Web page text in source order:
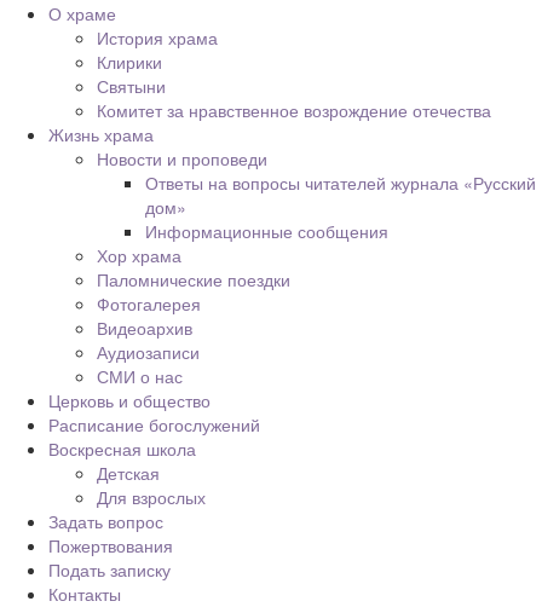
О храме
История храма
Клирики
Святыни
Комитет за нравственное возрождение отечества
Жизнь храма
Новости и проповеди
Ответы на вопросы читателей журнала «Русский
дом»
Информационные сообщения
Хор храма
Паломнические поездки
Фотогалерея
Видеоархив
Аудиозаписи
СМИ о нас
Церковь и общество
Расписание богослужений
Воскресная школа
Детская
Для взрослых
Задать вопрос
Пожертвования
Подать записку
Контакты